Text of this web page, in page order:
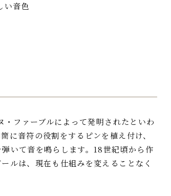
い音色
ファーブルによって発明されたといわ
に音符の役割をするピンを植え付け、
いて音を鳴らします。18世紀頃から作
ルは、現在も仕組みを変えることなく